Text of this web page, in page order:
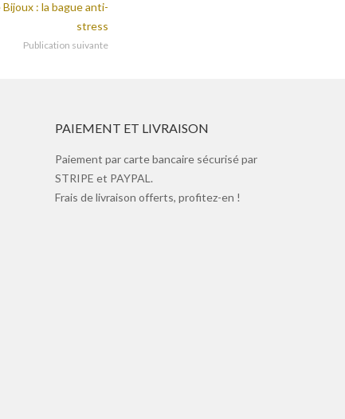
Bijoux : la bague anti-
stress
Publication suivante
PAIEMENT ET LIVRAISON
Paiement par carte bancaire sécurisé par
STRIPE et PAYPAL.
Frais de livraison offerts, profitez-en !